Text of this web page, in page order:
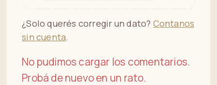
¿Solo querés corregir un dato? Contanos
sin cuenta.
No pudimos cargar los comentarios.
Probá de nuevo en un rato.